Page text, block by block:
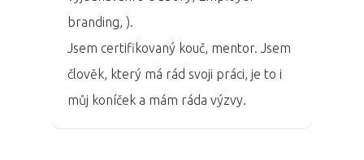
branding, ).
Jsem certifikovaný kouč, mentor. Jsem
člověk, který má rád svoji práci, je to i
můj koníček a mám ráda výzvy.
Domů
Program 26.3.